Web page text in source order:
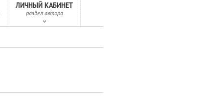
ЛИЧНЫЙ КАБИНЕТ
раздел автора